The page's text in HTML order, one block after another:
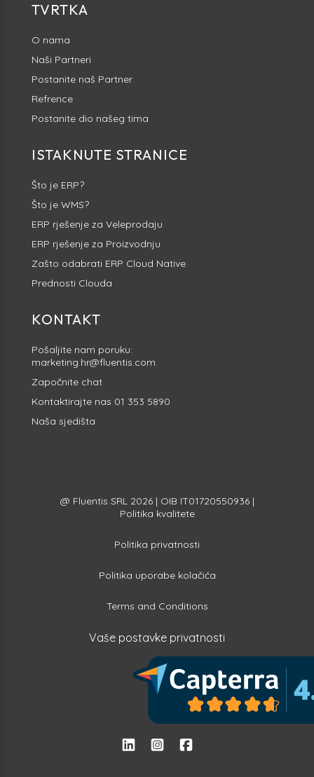
TVRTKA
O nama
Naši Partneri
Postanite naš Partner
Refrence
Postanite dio našeg tima
ISTAKNUTE STRANICE
Što je ERP?
Što je WMS?
ERP rješenje za Veleprodaju
ERP rješenje za Proizvodnju
Zašto odabrati ERP Cloud Native
Prednosti Clouda
KONTAKT
Pošaljite nam poruku:
marketing.hr@fluentis.com
Započnite chat
Kontaktirajte nas 01 353 5890
Naša sjedišta
@ Fluentis SRL 2026 | OIB IT01720550936 |
Politika kvalitete
Politika privatnosti
Politika uporabe kolačića
Terms and Conditions
Vaše postavke privatnosti